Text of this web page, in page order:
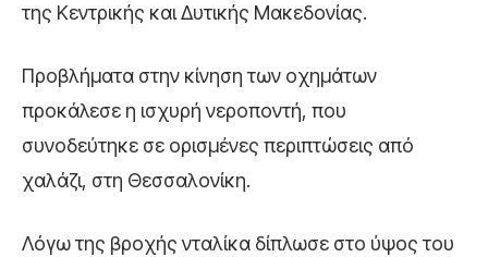
της Κεντρικής και Δυτικής Μακεδονίας.
Προβλήματα στην κίνηση των οχημάτων
προκάλεσε η ισχυρή νεροποντή, που
συνοδεύτηκε σε ορισμένες περιπτώσεις από
χαλάζι, στη Θεσσαλονίκη.
Λόγω της βροχής νταλίκα δίπλωσε στο ύψος του